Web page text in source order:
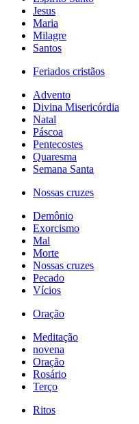
Jesus
Maria
Milagre
Santos
Feriados cristãos
Advento
Divina Misericórdia
Natal
Páscoa
Pentecostes
Quaresma
Semana Santa
Nossas cruzes
Demônio
Exorcismo
Mal
Morte
Nossas cruzes
Pecado
Vícios
Oração
Meditação
novena
Oração
Rosário
Terço
Ritos